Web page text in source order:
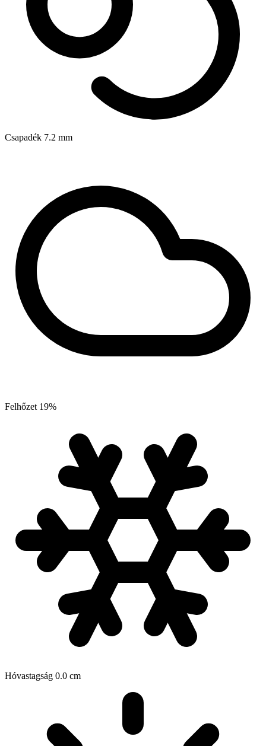
Csapadék 7.2 mm
Felhőzet 19%
Hóvastagság 0.0 cm